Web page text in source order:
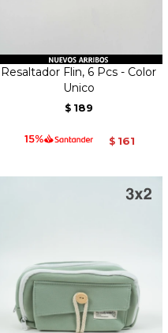
Resaltador Flin, 6 Pcs - Color
Unico
$ 189
$ 161